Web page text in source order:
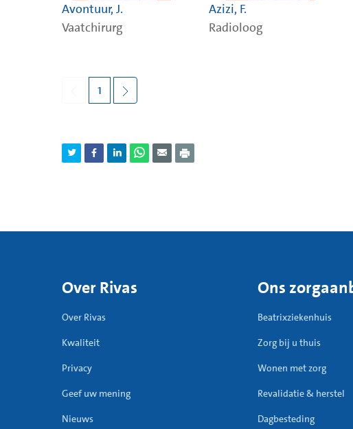
Avontuur, J.
Vaatchirurg
Azizi, F.
Radioloog
1
Over Rivas
Over Rivas
Kwaliteit
Privacy
Geef uw mening
Nieuws
Ons
Beatrixziekenhuis
Zorg bij u thuis
Wonen met zorg
Revalidatie & herstel
Dagbesteding